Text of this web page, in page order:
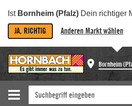
Ist Bornheim (Pfalz) Dein richtiger
JA, RICHTIG Anderen Markt wählen
Bornheim